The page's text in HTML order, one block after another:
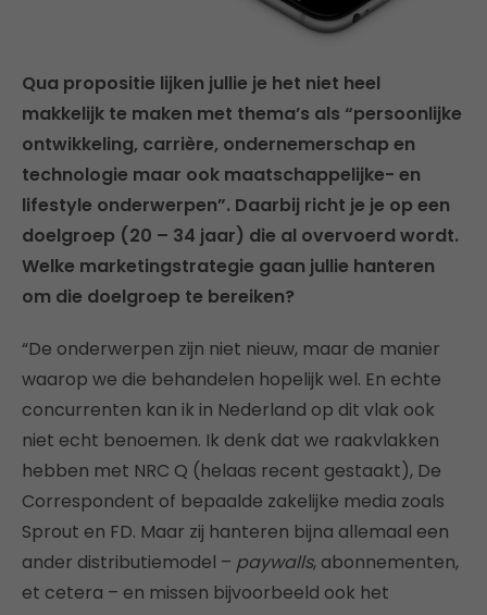
Qua propositie lijken jullie je het niet heel
makkelijk te maken met thema’s als “persoonlijke
ontwikkeling, carrière, ondernemerschap en
technologie maar ook maatschappelijke- en
lifestyle onderwerpen”. Daarbij richt je je op een
doelgroep (20 – 34 jaar) die al overvoerd wordt.
Welke marketingstrategie gaan jullie hanteren
om die doelgroep te bereiken?
“De onderwerpen zijn niet nieuw, maar de manier
waarop we die behandelen hopelijk wel. En echte
concurrenten kan ik in Nederland op dit vlak ook
niet echt benoemen. Ik denk dat we raakvlakken
hebben met NRC Q (helaas recent gestaakt), De
Correspondent of bepaalde zakelijke media zoals
Sprout en FD. Maar zij hanteren bijna allemaal een
ander distributiemodel – paywalls, abonnementen,
et cetera – en missen bijvoorbeeld ook het